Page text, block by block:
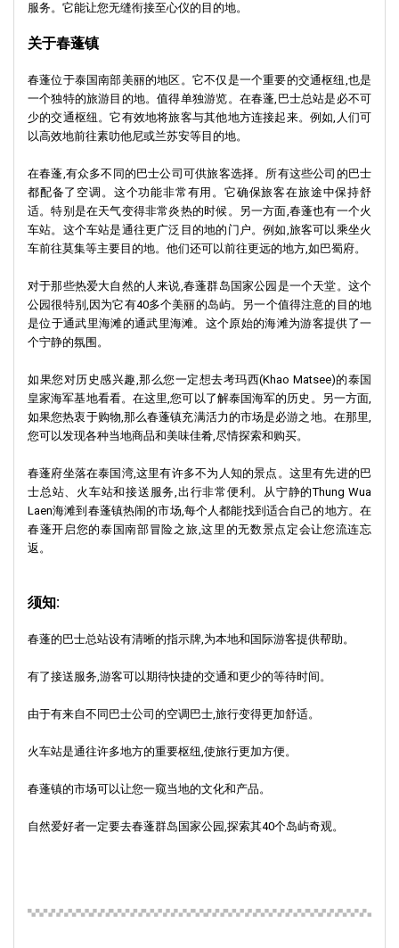
服务。它能让您无缝衔接至心仪的目的地。
关于春蓬镇
春蓬位于泰国南部美丽的地区。它不仅是一个重要的交通枢纽,也是
一个独特的旅游目的地。值得单独游览。在春蓬,巴士总站是必不可
少的交通枢纽。它有效地将旅客与其他地方连接起来。例如,人们可
以高效地前往素叻他尼或兰苏安等目的地。
在春蓬,有众多不同的巴士公司可供旅客选择。所有这些公司的巴士
都配备了空调。这个功能非常有用。它确保旅客在旅途中保持舒
适。特别是在天气变得非常炎热的时候。另一方面,春蓬也有一个火
车站。这个车站是通往更广泛目的地的门户。例如,旅客可以乘坐火
车前往莫集等主要目的地。他们还可以前往更远的地方,如巴蜀府。
对于那些热爱大自然的人来说,春蓬群岛国家公园是一个天堂。这个
公园很特别,因为它有40多个美丽的岛屿。另一个值得注意的目的地
是位于通武里海滩的通武里海滩。这个原始的海滩为游客提供了一
个宁静的氛围。
如果您对历史感兴趣,那么您一定想去考玛西(Khao Matsee)的泰国
皇家海军基地看看。在这里,您可以了解泰国海军的历史。另一方面,
如果您热衷于购物,那么春蓬镇充满活力的市场是必游之地。在那里,
您可以发现各种当地商品和美味佳肴,尽情探索和购买。
春蓬府坐落在泰国湾,这里有许多不为人知的景点。这里有先进的巴
士总站、火车站和接送服务,出行非常便利。从宁静的Thung Wua
Laen海滩到春蓬镇热闹的市场,每个人都能找到适合自己的地方。在
春蓬开启您的泰国南部冒险之旅,这里的无数景点定会让您流连忘
返。
须知:
春蓬的巴士总站设有清晰的指示牌,为本地和国际游客提供帮助。
有了接送服务,游客可以期待快捷的交通和更少的等待时间。
由于有来自不同巴士公司的空调巴士,旅行变得更加舒适。
火车站是通往许多地方的重要枢纽,使旅行更加方便。
春蓬镇的市场可以让您一窥当地的文化和产品。
自然爱好者一定要去春蓬群岛国家公园,探索其40个岛屿奇观。